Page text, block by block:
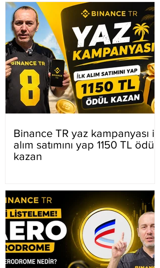
Binance TR yaz kampanyası ilk
alım satımını yap 1150 TL ödül
kazan